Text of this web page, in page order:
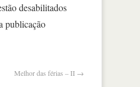
desabilitados
publicação
Melhor das férias – II →